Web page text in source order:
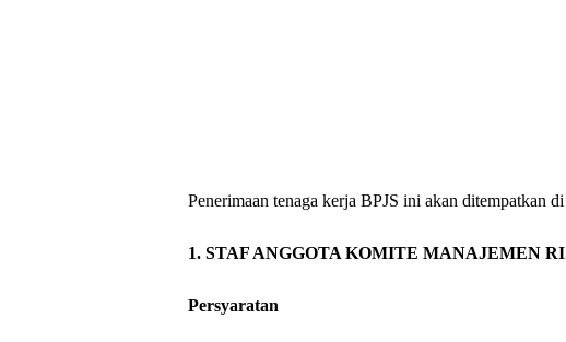
Penerimaan tenaga kerja BPJS ini akan ditempatkan
1. STAF ANGGOTA KOMITE MANAJEMEN
Persyaratan